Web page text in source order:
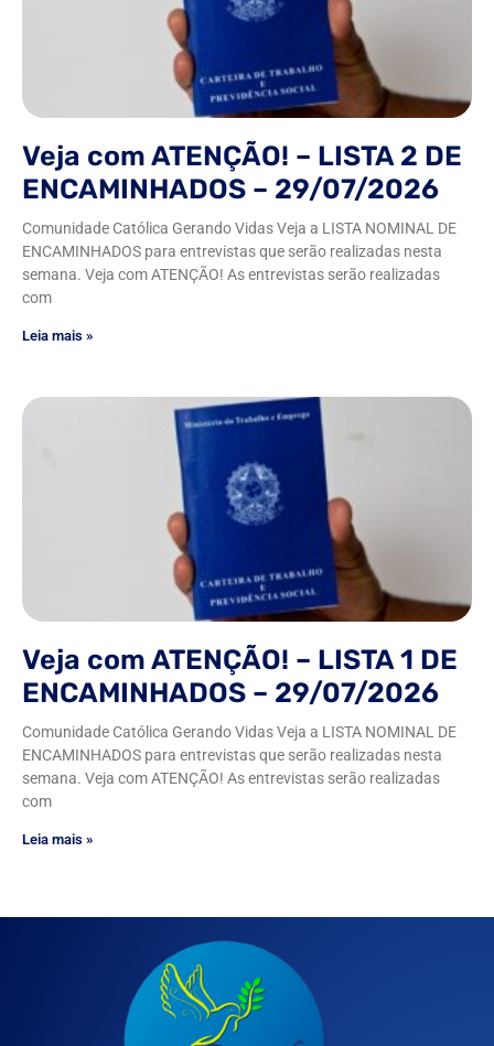
Veja com ATENÇÃO! – LISTA 2 DE
ENCAMINHADOS – 29/07/2026
Comunidade Católica Gerando Vidas Veja a LISTA NOMINAL DE
ENCAMINHADOS para entrevistas que serão realizadas nesta
semana. Veja com ATENÇÃO! As entrevistas serão realizadas
com
Leia mais »
Veja com ATENÇÃO! – LISTA 1 DE
ENCAMINHADOS – 29/07/2026
Comunidade Católica Gerando Vidas Veja a LISTA NOMINAL DE
ENCAMINHADOS para entrevistas que serão realizadas nesta
semana. Veja com ATENÇÃO! As entrevistas serão realizadas
com
Leia mais »